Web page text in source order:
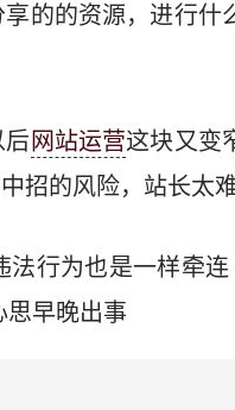
的的资源，进行什
后 网站运营这块又变
招的风险，站长太
法行为也是一样牵
思早晚出事